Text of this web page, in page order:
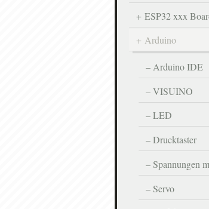
ESP32 xxx
Arduino
Arduino IDE
VISUINO
LED
Drucktaster
Spannungen
Servo